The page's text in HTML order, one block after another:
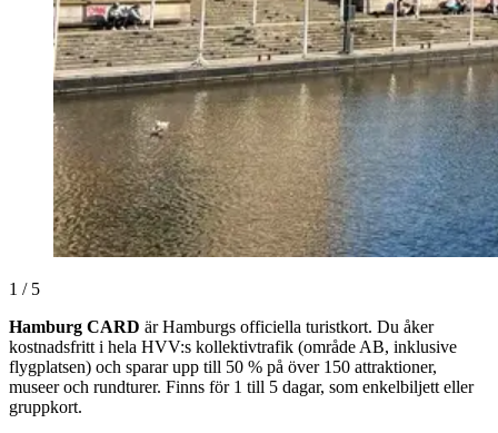
1 / 5
Hamburg CARD är Hamburgs officiella turistkort. Du åker
kostnadsfritt i hela HVV:s kollektivtrafik (område AB, inklusive
flygplatsen) och sparar upp till 50 % på över 150 attraktioner,
museer och rundturer. Finns för 1 till 5 dagar, som enkelbiljett eller
gruppkort.